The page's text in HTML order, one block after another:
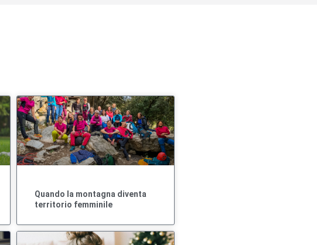
Quando la montagna diventa
territorio femminile